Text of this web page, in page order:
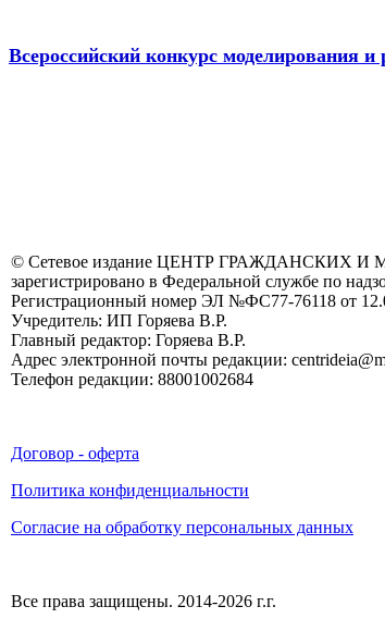
Всероссийский конкурс моделирования
© Сетевое издание ЦЕНТР
зарегистрировано в Федеральной службе по
Регистрационный номер ЭЛ №ФС77-76118 от
Учредитель: ИП Горяева В.Р.
Главный редактор: Горяева В.Р.
Адрес электронной почты редакции:
Телефон редакции: 88001002684
Договор - оферта
Политика конфиденциальности
Согласие на обработку персональных данных
Все права защищены. 2014-2026 г.г.